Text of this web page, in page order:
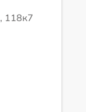
118к7